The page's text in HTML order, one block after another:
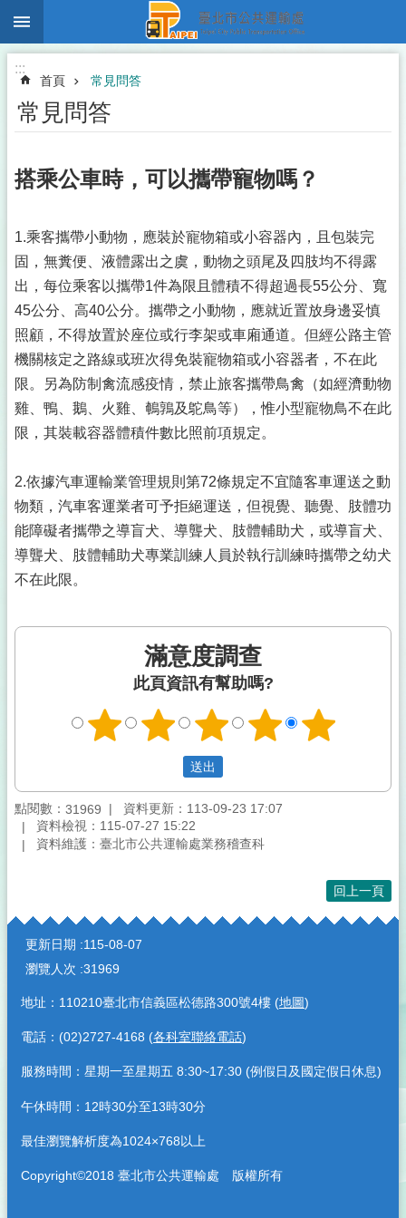
跳到主要內容區塊
:::
首頁 常見問答
常見問答
搭乘公車時，可以攜帶寵物嗎？
1.乘客攜帶小動物，應裝於寵物箱或小容器內，且包裝完
固，無糞便、液體露出之虞，動物之頭尾及四肢均不得露
出，每位乘客以攜帶1件為限且體積不得超過長55公分、寬
45公分、高40公分。攜帶之小動物，應就近置放身邊妥慎
照顧，不得放置於座位或行李架或車廂通道。但經公路主管
機關核定之路線或班次得免裝寵物箱或小容器者，不在此
限。另為防制禽流感疫情，禁止旅客攜帶鳥禽（如經濟動物
雞、鴨、鵝、火雞、鵪鶉及鴕鳥等），惟小型寵物鳥不在此
限，其裝載容器體積件數比照前項規定。
2.依據汽車運輸業管理規則第72條規定不宜隨客車運送之動
物類，汽車客運業者可予拒絕運送，但視覺、聽覺、肢體功
能障礙者攜帶之導盲犬、導聾犬、肢體輔助犬，或導盲犬、
導聾犬、肢體輔助犬專業訓練人員於執行訓練時攜帶之幼犬
不在此限。
滿意度調查
此頁資訊有幫助嗎?
點閱數： 31969
資料更新：113-09-23 17:07
資料檢視：115-07-27 15:22
資料維護：臺北市公共運輸處業務稽查科
回上一頁
:::
更新日期
115-08-07
瀏覽人次 31969
地址：110210臺北市信義區松德路300號4樓 (地圖)
電話：(02)2727-4168 (各科室聯絡電話)
服務時間：星期一至星期五 8:30~17:30 (例假日及國定假日休息)
午休時間：12時30分至13時30分
最佳瀏覽解析度為1024×768以上
Copyright©2018 臺北市公共運輸處 版權所有